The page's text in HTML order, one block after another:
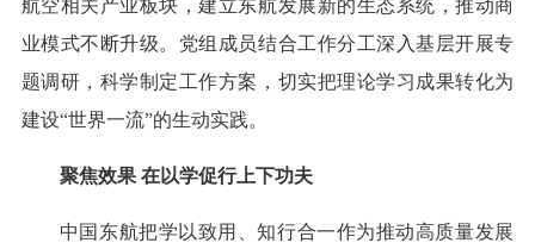
航空相关产业板块，建立东航发展新的生态系统，推动商
业模式不断升级。党组成员结合工作分工深入基层开展专
题调研，科学制定工作方案，切实把理论学习成果转化为
建设“世界一流”的生动实践。
聚焦效果 在以学促行上下功夫
中国东航把学以致用、知行合一作为推动高质量发展